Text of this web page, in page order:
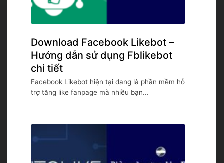
Download Facebook Likebot –
Hướng dẫn sử dụng Fblikebot
chi tiết
Facebook Likebot hiện tại đang là phần mềm hỗ
trợ tăng like fanpage mà nhiều bạn...